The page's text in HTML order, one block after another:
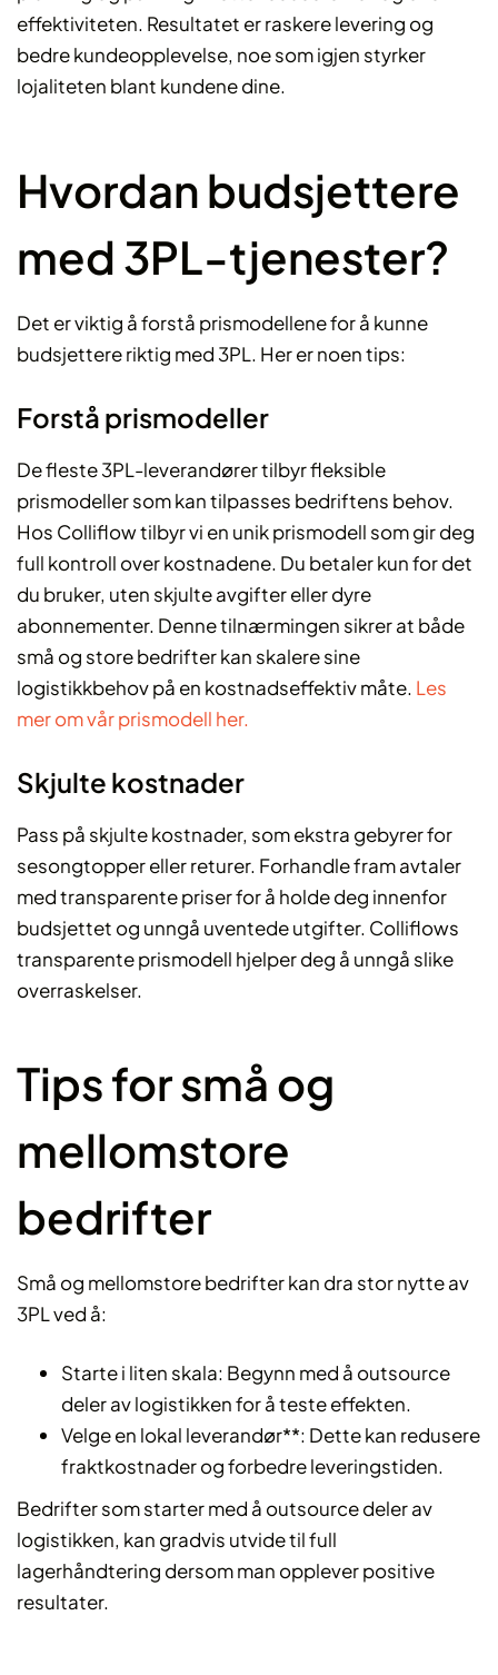
effektiviteten. Resultatet er raskere levering og
bedre kundeopplevelse, noe som igjen styrker
lojaliteten blant kundene dine.
Hvordan budsjettere
med 3PL-tjenester?
Det er viktig å forstå prismodellene for å kunne
budsjettere riktig med 3PL. Her er noen tips:
Forstå prismodeller
De fleste 3PL-leverandører tilbyr fleksible
prismodeller som kan tilpasses bedriftens behov.
Hos Colliflow tilbyr vi en unik prismodell som gir deg
full kontroll over kostnadene. Du betaler kun for det
du bruker, uten skjulte avgifter eller dyre
abonnementer. Denne tilnærmingen sikrer at både
små og store bedrifter kan skalere sine
logistikkbehov på en kostnadseffektiv måte. Les
mer om vår prismodell her.
Skjulte kostnader
Pass på skjulte kostnader, som ekstra gebyrer for
sesongtopper eller returer. Forhandle fram avtaler
med transparente priser for å holde deg innenfor
budsjettet og unngå uventede utgifter. Colliflows
transparente prismodell hjelper deg å unngå slike
overraskelser.
Tips for små og
mellomstore
bedrifter
Små og mellomstore bedrifter kan dra stor nytte av
3PL ved å:
Starte i liten skala: Begynn med å outsource
deler av logistikken for å teste effekten.
Velge en lokal leverandør**: Dette kan redusere
fraktkostnader og forbedre leveringstiden.
Bedrifter som starter med å outsource deler av
logistikken, kan gradvis utvide til full
lagerhåndtering dersom man opplever positive
resultater.